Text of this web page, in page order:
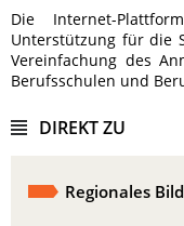
Die Internet-Plattform
Unterstützung für die
Vereinfachung des
Berufsschulen und
DIREKT ZU
Regionales